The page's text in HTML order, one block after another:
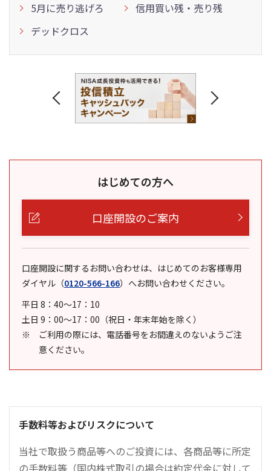
5月に売り逃げろ
信用買い残・売り残
デッドクロス
はじめての方へ
口座開設のご案内
口座開設に関するお問い合わせは、はじめてのお客様専用
ダイヤル （0120-566-166） へお問い合わせください。
平日 8：40～17：10
土日 9：00～17：00（祝日・年末年始を除く）
ご利用の際には、電話番号をお間違えのないようご注
意ください。
手数料等およびリスクについて
当社で取扱う商品等へのご投資には、各商品等に所定